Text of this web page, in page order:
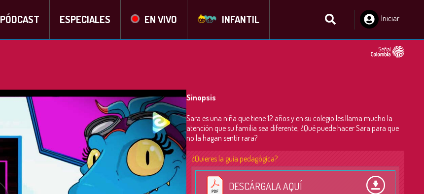
PÓDCAST ESPECIALES EN VIVO INFANTIL
Iniciar
Sinopsis
Sara es una niña que tiene 12 años y en su colegio les llama mucho la
atención que su familia sea diferente, ¿Qué puede hacer Sara para que
no la hagan sentir rara?
¿Quieres la guía pedagógica?
DESCÁRGALA AQUÍ